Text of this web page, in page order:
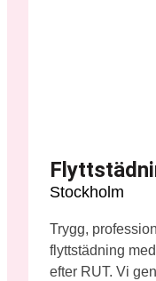
Stockholm
Trygg,
flyttstädning
efter RUT. Vi